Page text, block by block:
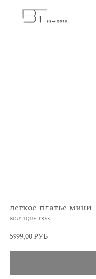
легкое платье мини
BOUTIQUE TREE
5999,00 РУБ